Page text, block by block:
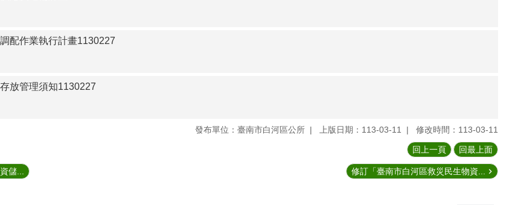
配作業執行計畫1130227
放管理須知1130227
發布單位：臺南市白河區公所 上版日期：113-03-11 修改時間：113-03-11
回上一頁 回最上面
儲... 修訂「臺南市白河區救災民生物資...